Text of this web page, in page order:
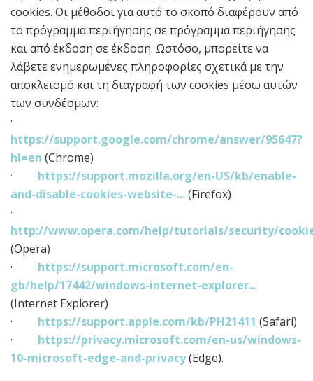
cookies. Οι μέθοδοι για αυτό το σκοπό διαφέρουν από
το πρόγραμμα περιήγησης σε πρόγραμμα περιήγησης
και από έκδοση σε έκδοση. Ωστόσο, μπορείτε να
λάβετε ενημερωμένες πληροφορίες σχετικά με την
αποκλεισμό και τη διαγραφή των cookies μέσω αυτών
των συνδέσμων:
·
https://support.google.com/chrome/answer/95647?
hl=en (Chrome)
· https://support.mozilla.org/en-US/kb/enable-
and-disable-cookies-website-...(Firefox)
·
http://www.opera.com/help/tutorials/security/
(Opera)
· https://support.microsoft.com/en-
gb/help/17442/windows-internet-explorer...
(Internet Explorer)
· https://support.apple.com/kb/PH21411 (Safari)
· https://privacy.microsoft.com/en-us/windows-
10-microsoft-edge-and-privacy(Edge).